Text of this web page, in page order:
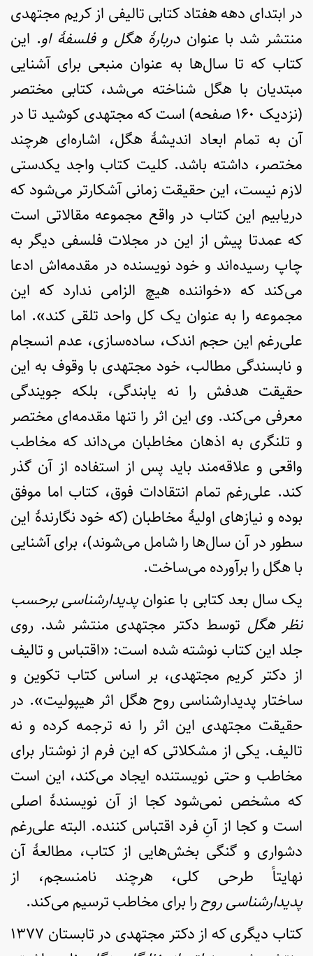
در ابتدای دهه هفتاد کتابی تالیفی از کریم مجتهدی
منتشر شد با عنواندربارۀ هگل و فلسفۀ او. این
کتاب که تا سال‌ها به عنوان منبعی برای آشنایی
مبتدیان با هگل شناخته می‌شد، کتابی مختصر
(نزدیک ۱۶۰ صفحه) است که مجتهدی کوشید تا در
آن به تمام ابعاد اندیشۀ هگل، اشاره‌ای هرچند
مختصر، داشته باشد. کلیت کتاب واجد یکدستی
لازم نیست، این حقیقت زمانی آشکارتر می‌شود که
دریابیم این کتاب در واقع مجموعه مقالاتی است
که عمدتا پیش از این در مجلات فلسفی دیگر به
چاپ رسیده‌اند و خود نویسنده در مقدمه‌اش ادعا
می‌کند که «خواننده هیچ الزامی ندارد که این
مجموعه را به عنوان یک کل واحد تلقی کند». اما
علی‌رغم این حجم اندک، ساده‌سازی، عدم انسجام
و نابسندگی مطالب، خود مجتهدی با وقوف به این
حقیقت هدفش را نه یابندگی، بلکه جویندگی
معرفی می‌کند. وی این اثر را تنها مقدمه‌ای مختصر
و تلنگری به اذهان مخاطبان می‌داند که مخاطب
واقعی و علاقه‌مند باید پس از استفاده از آن گذر
کند. علی‌رغم تمام انتقادات فوق، کتاب اما موفق
بوده و نیازهای اولیۀ مخاطبان (که خود نگارندۀ این
سطور در آن سال‌ها را شامل می‌شوند)، برای آشنایی
با هگل را برآورده می‌ساخت.
یک سال بعد کتابی با عنوان پدیدارشناسی برحسب
نظر هگل توسط دکتر مجتهدی منتشر شد. روی
جلد این کتاب نوشته شده است: «اقتباس و تالیف
از دکتر کریم مجتهدی، بر اساس کتاب تکوین و
ساختار پدیدارشناسی روح هگل اثر هیپولیت». در
حقیقت مجتهدی این اثر را نه ترجمه کرده و نه
تالیف. یکی از مشکلاتی که این فرم از نوشتار برای
مخاطب و حتی نویستنده ایجاد می‌کند، این است
که مشخص نمی‌شود کجا از آن نویسندۀ اصلی
است و کجا از آنِ فرد اقتباس کننده. البته علی‌رغم
دشواری و گنگی بخش‌هایی از کتاب، مطالعۀ آن
نهایتاً طرحی کلی، هرچند نامنسجم، از
پدیدارشناسی روحرا برای مخاطب ترسیم می‌کند.
کتاب دیگری که از دکتر مجتهدی در تابستان ۱۳۷۷